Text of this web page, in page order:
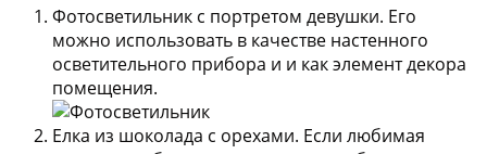
Фотосветильник с портретом девушки. Его
можно использовать в качестве настенного
осветительного прибора и и как элемент декора
помещения.
Елка из шоколада с орехами. Если любимая